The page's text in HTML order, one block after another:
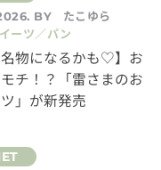
BY
たこゆら
ーツ／パン
名物になるかも♡】お
チ！？「雷さまのお
」が新発売